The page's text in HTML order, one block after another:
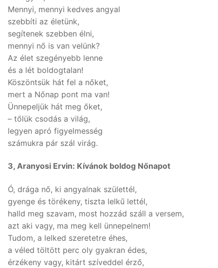
Mennyi, mennyi kedves angyal
szebbíti az életünk,
segítenek szebben élni,
mennyi nő is van velünk?
Az élet szegényebb lenne
és a lét boldogtalan!
Köszöntsük hát fel a nőket,
mert a Nőnap pont ma van!
Ünnepeljük hát meg őket,
– tőlük csodás a világ,
legyen apró figyelmesség
számukra pár szál virág.
3, Aranyosi Ervin: Kívánok boldog Nőnapot
Ó, drága nő, ki angyalnak születtél,
gyenge és törékeny, tiszta lelkű lettél,
halld meg szavam, most hozzád száll a versem,
azt aki vagy, ma meg kell ünnepelnem!
Tudom, a lelked szeretetre éhes,
a véled töltött perc oly gyakran édes,
érzékeny vagy, kitárt szíveddel érző,